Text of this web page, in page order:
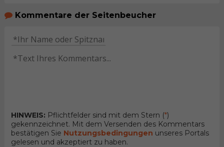
Kommentare der Seitenbeucher
HINWEIS: Pflichtfelder sind mit dem Stern (*)
gekennzeichnet. Mit dem Versenden des Kommentars
bestätigen Sie Nutzungsbedingungen unseres Portals
gelesen und akzeptiert zu haben.